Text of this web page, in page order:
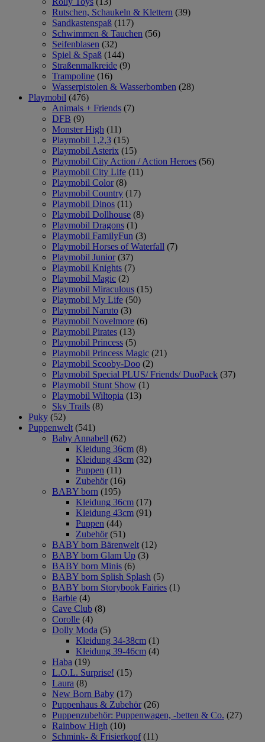
Rutschen, Schaukeln & Klettern (39)
Sandkastenspaß (117)
Schwimmen & Tauchen (56)
Seifenblasen (32)
Spiel & Spaß (144)
Straßenmalkreide (9)
Trampoline (16)
Wasserpistolen & Wasserbomben (28)
Playmobil (476)
Animals + Friends (7)
DFB (9)
Monster High (11)
Playmobil 1,2,3 (15)
Playmobil Asterix (15)
Playmobil City Action / Action Heroes (56)
Playmobil City Life (11)
Playmobil Color (8)
Playmobil Country (17)
Playmobil Dinos (11)
Playmobil Dollhouse (8)
Playmobil Dragons (1)
Playmobil FamilyFun (3)
Playmobil Horses of Waterfall (7)
Playmobil Junior (37)
Playmobil Knights (7)
Playmobil Magic (2)
Playmobil Miraculous (15)
Playmobil My Life (50)
Playmobil Naruto (3)
Playmobil Novelmore (6)
Playmobil Pirates (13)
Playmobil Princess (5)
Playmobil Princess Magic (21)
Playmobil Scooby-Doo (2)
Playmobil Special PLUS/ Friends/ DuoPack (37)
Playmobil Stunt Show (1)
Playmobil Wiltopia (13)
Sky Trails (8)
Puky (52)
Puppenwelt (541)
Baby Annabell (62)
Kleidung 36cm (8)
Kleidung 43cm (32)
Puppen (11)
Zubehör (16)
BABY born (195)
Kleidung 36cm (17)
Kleidung 43cm (91)
Puppen (44)
Zubehör (51)
BABY born Bärenwelt (12)
BABY born Glam Up (3)
BABY born Minis (6)
BABY born Splish Splash (5)
BABY born Storybook Fairies (1)
Barbie (4)
Cave Club (8)
Corolle (4)
Dolly Moda (5)
Kleidung 34-38cm (1)
Kleidung 39-46cm (4)
Haba (19)
L.O.L. Surprise! (15)
Laura (8)
New Born Baby (17)
Puppenhaus & Zubehör (26)
Puppenzubehör: Puppenwagen, -betten & Co. (27)
Rainbow High (10)
Schmink- & Frisierkopf (11)